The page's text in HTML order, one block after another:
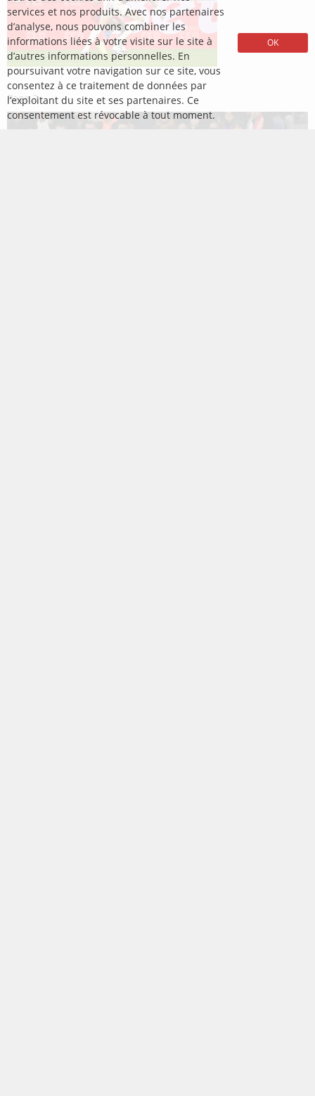
services et nos produits. Avec nos partenaires
d’analyse, nous pouvons combiner les
informations liées à votre visite sur le site à
d’autres informations personnelles. En
poursuivant votre navigation sur ce site, vous
consentez à ce traitement de données par
l’exploitant du site et ses partenaires. Ce
consentement est révocable à tout moment.
OK
Page2